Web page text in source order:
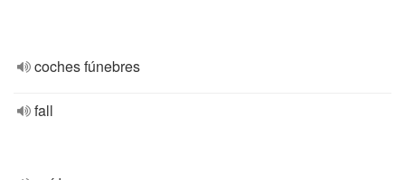
coches fúnebres
fall